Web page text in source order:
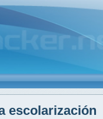
escolarización